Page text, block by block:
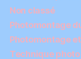
Non classé
Photomontage
Photomontage
Technique